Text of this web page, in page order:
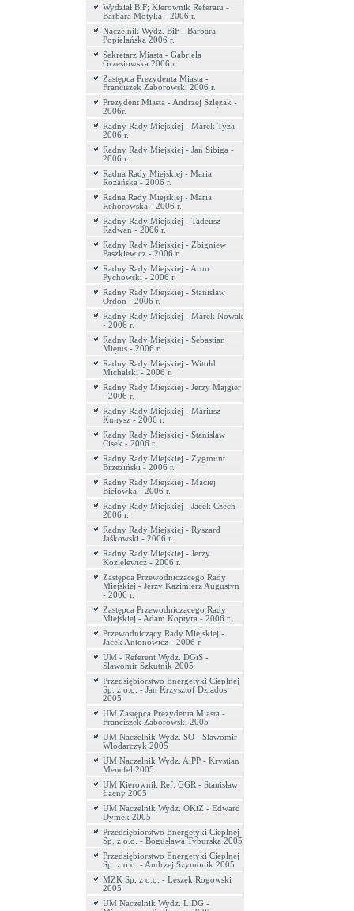
Wydział BiF; Kierownik Referatu -
Barbara Motyka - 2006 r.
Naczelnik Wydz. BiF - Barbara
Popielańska 2006 r.
Sekretarz Miasta - Gabriela
Grzesiowska 2006 r.
Zastępca Prezydenta Miasta -
Franciszek Zaborowski 2006 r.
Prezydent Miasta - Andrzej Szlęzak -
2006r.
Radny Rady Miejskiej - Marek Tyza -
2006 r.
Radny Rady Miejskiej - Jan Sibiga -
2006 r.
Radna Rady Miejskiej - Maria
Różańska - 2006 r.
Radna Rady Miejskiej - Maria
Rehorowska - 2006 r.
Radny Rady Miejskiej - Tadeusz
Radwan - 2006 r.
Radny Rady Miejskiej - Zbigniew
Paszkiewicz - 2006 r.
Radny Rady Miejskiej - Artur
Pychowski - 2006 r.
Radny Rady Miejskiej - Stanisław
Ordon - 2006 r.
Radny Rady Miejskiej - Marek Nowak
- 2006 r.
Radny Rady Miejskiej - Sebastian
Miętus - 2006 r.
Radny Rady Miejskiej - Witold
Michalski - 2006 r.
Radny Rady Miejskiej - Jerzy Majgier
- 2006 r.
Radny Rady Miejskiej - Mariusz
Kunysz - 2006 r.
Radny Rady Miejskiej - Stanisław
Cisek - 2006 r.
Radny Rady Miejskiej - Zygmunt
Brzeziński - 2006 r.
Radny Rady Miejskiej - Maciej
Bielówka - 2006 r.
Radny Rady Miejskiej - Jacek Czech -
2006 r.
Radny Rady Miejskiej - Ryszard
Jaśkowski - 2006 r.
Radny Rady Miejskiej - Jerzy
Kozielewicz - 2006 r.
Zastępca Przewodniczącego Rady
Miejskiej - Jerzy Kazimierz Augustyn
- 2006 r.
Zastępca Przewodniczącego Rady
Miejskiej - Adam Koptyra - 2006 r.
Przewodniczący Rady Miejskiej -
Jacek Antonowicz - 2006 r.
UM - Referent Wydz. DGiS -
Sławomir Szkutnik 2005
Przedsiębiorstwo Energetyki Cieplnej
Sp. z o.o. - Jan Krzysztof Dziados
2005
UM Zastępca Prezydenta Miasta -
Franciszek Zaborowski 2005
UM Naczelnik Wydz. SO - Sławomir
Włodarczyk 2005
UM Naczelnik Wydz. AiPP - Krystian
Mencfel 2005
UM Kierownik Ref. GGR - Stanisław
Łacny 2005
UM Naczelnik Wydz. OKiZ - Edward
Dymek 2005
Przedsiębiorstwo Energetyki Cieplnej
Sp. z o.o. - Bogusława Tyburska 2005
Przedsiębiorstwo Energetyki Cieplnej
Sp. z o.o. - Andrzej Szymonik 2005
MZK Sp. z o.o. - Leszek Rogowski
2005
UM Naczelnik Wydz. LiDG -